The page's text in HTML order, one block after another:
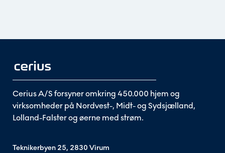
Cerius A/S forsyner omkring 450.000 hjem og
virksomheder på Nordvest-, Midt- og Sydsjælland,
Lolland-Falster og øerne med strøm.
Teknikerbyen 25, 2830 Virum